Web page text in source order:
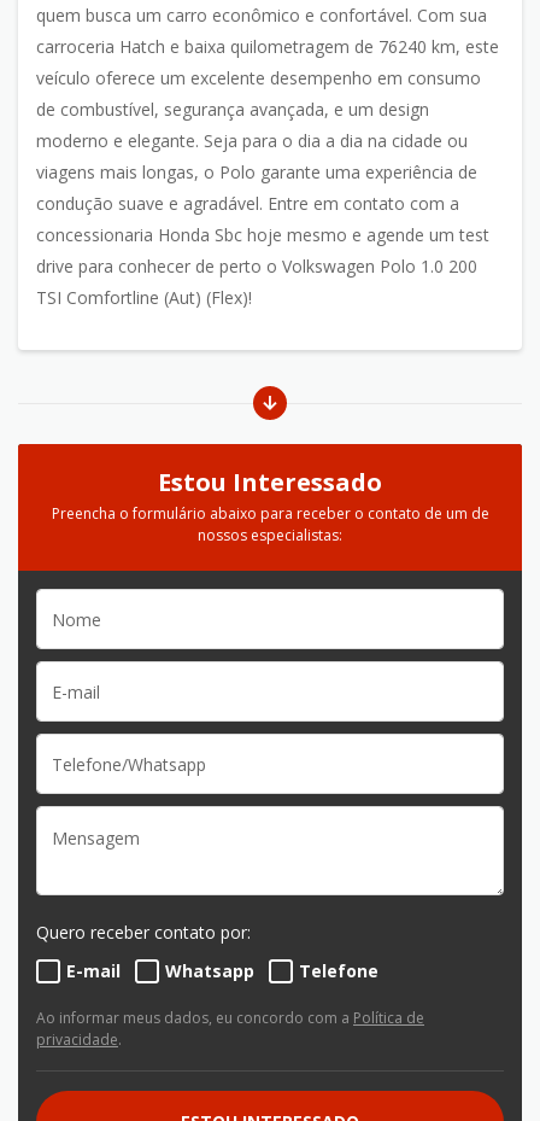
quem busca um carro econômico e confortável. Com sua
carroceria Hatch e baixa quilometragem de 76240 km, este
veículo oferece um excelente desempenho em consumo
de combustível, segurança avançada, e um design
moderno e elegante. Seja para o dia a dia na cidade ou
viagens mais longas, o Polo garante uma experiência de
condução suave e agradável. Entre em contato com a
concessionaria Honda Sbc hoje mesmo e agende um test
drive para conhecer de perto o Volkswagen Polo 1.0 200
TSI Comfortline (Aut) (Flex)!
Estou Interessado
Preencha o formulário abaixo para receber o contato de um de
nossos especialistas:
Quero receber contato por:
E-mail
Whatsapp Telefone
Ao informar meus dados, eu concordo com a Política de
privacidade.